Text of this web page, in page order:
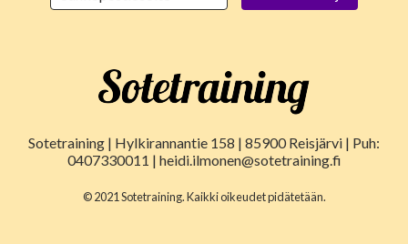
Sotetraining | Hylkirannantie 158 | 85900 Reisjärvi | Puh:
0407330011 | heidi.ilmonen@sotetraining.fi
© 2021 Sotetraining. Kaikki oikeudet pidätetään.